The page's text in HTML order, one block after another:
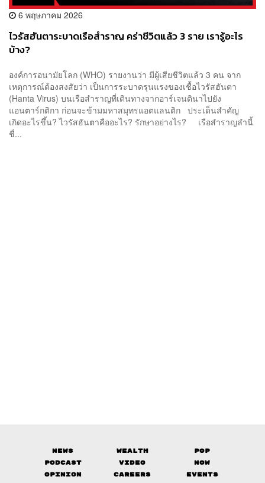
6 พฤษภาคม 2026
ไวรัสฮันตาระบาดเรือสำราญ คร่าชีวิตแล้ว 3 ราย เรารู้อะไร
บ้าง?
องค์การอนามัยโลก (WHO) รายงานว่า มีผู้เสียชีวิตแล้ว 3 คน จาก
เหตุการณ์ต้องสงสัยว่า เป็นการระบาดรุนแรงของเชื้อไวรัสฮันตา
(Hanta Virus) บนเรือสำราญที่เดินทางจากอาร์เจนตินาไปยัง
แอนตาร์กติกา ก่อนจะข้ามมหาสมุทรแอตแลนติก ประเด็นสำคัญ
เกิดอะไรขึ้น? ไวรัสฮันตาคืออะไร? รักษาอย่างไร? เรือสำราญลำนี้
ชื่...
News Wealth
Pop
Podcast
Video
Now
Opinion
Careers Events